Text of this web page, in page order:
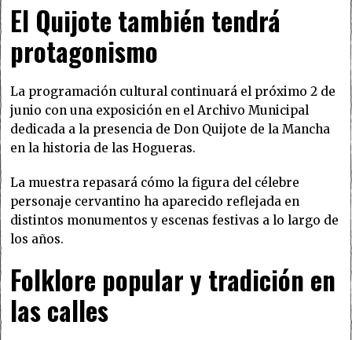
El Quijote también tendrá
protagonismo
La programación cultural continuará el próximo 2 de
junio con una exposición en el Archivo Municipal
dedicada a la presencia de Don Quijote de la Mancha
en la historia de las Hogueras.
La muestra repasará cómo la figura del célebre
personaje cervantino ha aparecido reflejada en
distintos monumentos y escenas festivas a lo largo de
los años.
Folklore popular y tradición en
las calles